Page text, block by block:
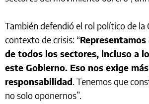
También defendió el rol político de la
contexto de crisis: “
de todos los sectores, incluso a
este Gobierno. Eso nos exige más
responsabilidad. Tenemos que
no solo oponernos”.